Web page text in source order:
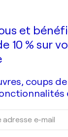
et
10 % sur
coups